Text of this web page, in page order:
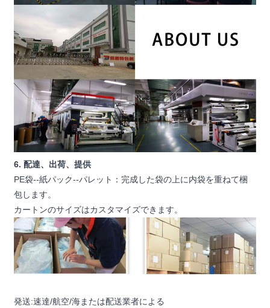
6. 配達、出荷、提供
PE袋--紙パック--パレット：完成した袋の上に内袋を重ねて梱
包します。
カートンのサイズはカスタマイズできます。
発送:速達/航空/海または配送業者による